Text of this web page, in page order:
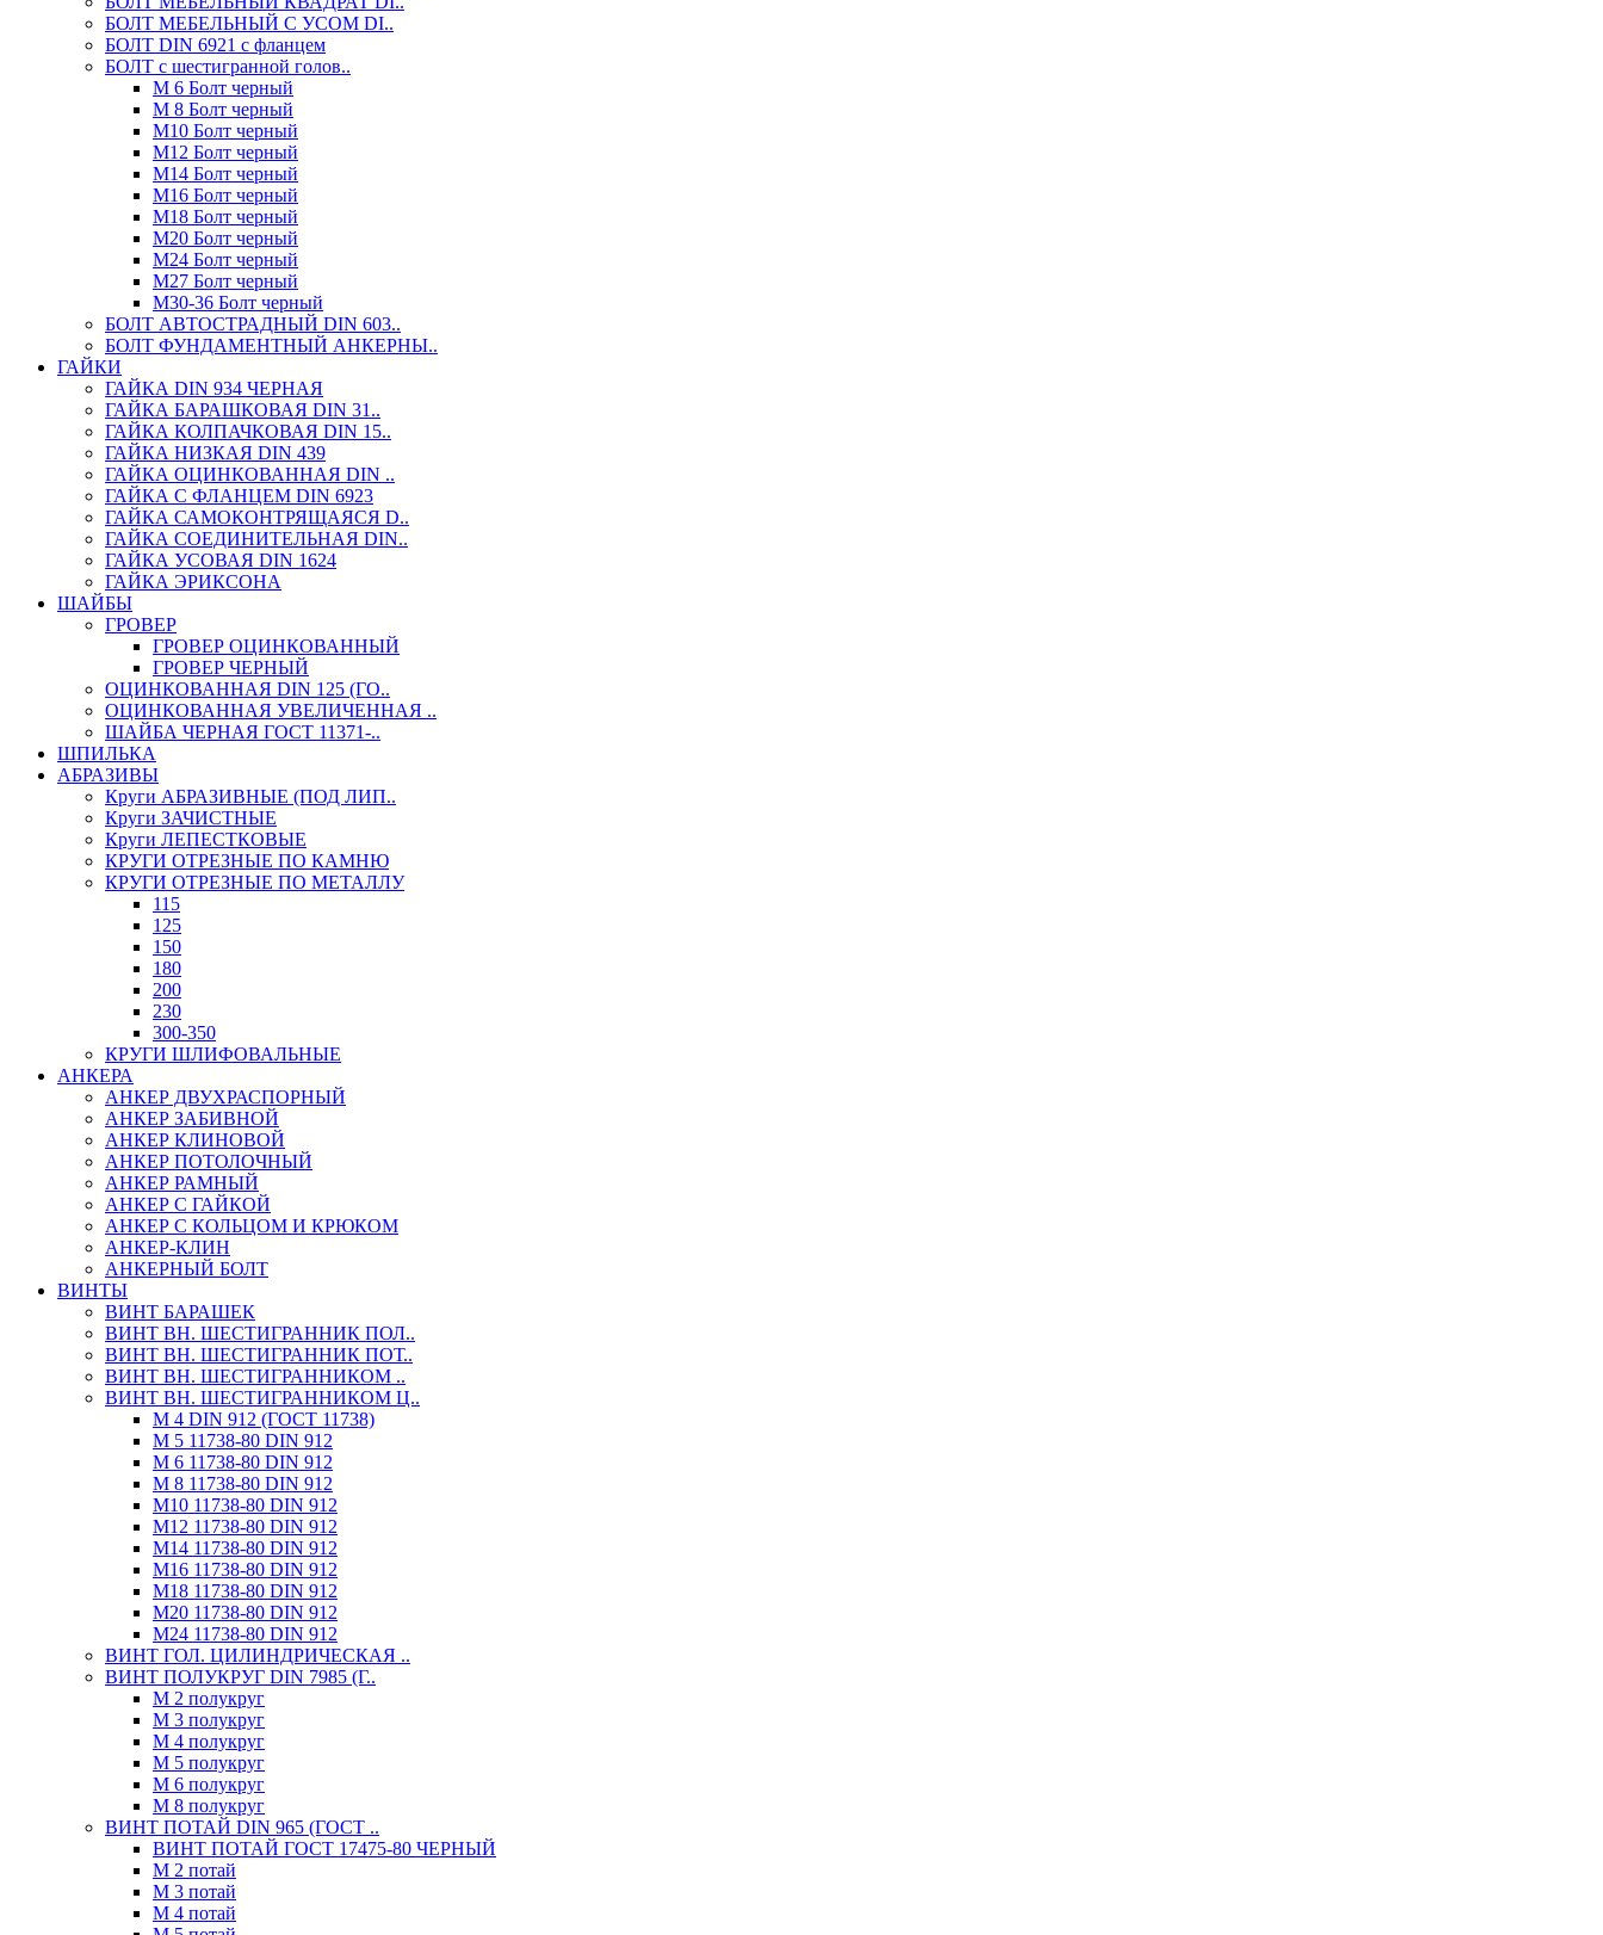
БОЛТ МЕБЕЛЬНЫЙ С УСОМ DI..
БОЛТ DIN 6921 c фланцем
БОЛТ с шестигранной голов..
М 6 Болт черный
М 8 Болт черный
М10 Болт черный
М12 Болт черный
М14 Болт черный
М16 Болт черный
М18 Болт черный
М20 Болт черный
М24 Болт черный
М27 Болт черный
М30-36 Болт черный
БОЛТ АВТОСТРАДНЫЙ DIN 603..
БОЛТ ФУНДАМЕНТНЫЙ АНКЕРНЫ..
ГАЙКИ
ГАЙКА DIN 934 ЧЕРНАЯ
ГАЙКА БАРАШКОВАЯ DIN 31..
ГАЙКА КОЛПАЧКОВАЯ DIN 15..
ГАЙКА НИЗКАЯ DIN 439
ГАЙКА ОЦИНКОВАННАЯ DIN ..
ГАЙКА С ФЛАНЦЕМ DIN 6923
ГАЙКА САМОКОНТРЯЩАЯСЯ D..
ГАЙКА СОЕДИНИТЕЛЬНАЯ DIN..
ГАЙКА УСОВАЯ DIN 1624
ГАЙКА ЭРИКСОНА
ШАЙБЫ
ГРОВЕР
ГРОВЕР ОЦИНКОВАННЫЙ
ГРОВЕР ЧЕРНЫЙ
ОЦИНКОВАННАЯ DIN 125 (ГО..
ОЦИНКОВАННАЯ УВЕЛИЧЕННАЯ ..
ШАЙБА ЧЕРНАЯ ГОСТ 11371-..
ШПИЛЬКА
АБРАЗИВЫ
Круги АБРАЗИВНЫЕ (ПОД ЛИП..
Круги ЗАЧИСТНЫЕ
Круги ЛЕПЕСТКОВЫЕ
КРУГИ ОТРЕЗНЫЕ ПО КАМНЮ
КРУГИ ОТРЕЗНЫЕ ПО МЕТАЛЛУ
115
125
150
180
200
230
300-350
КРУГИ ШЛИФОВАЛЬНЫЕ
АНКЕРА
АНКЕР ДВУХРАСПОРНЫЙ
АНКЕР ЗАБИВНОЙ
АНКЕР КЛИНОВОЙ
АНКЕР ПОТОЛОЧНЫЙ
АНКЕР РАМНЫЙ
АНКЕР С ГАЙКОЙ
АНКЕР С КОЛЬЦОМ И КРЮКОМ
АНКЕР-КЛИН
АНКЕРНЫЙ БОЛТ
ВИНТЫ
ВИНТ БАРАШЕК
ВИНТ ВН. ШЕСТИГРАННИК ПОЛ..
ВИНТ ВН. ШЕСТИГРАННИК ПОТ..
ВИНТ ВН. ШЕСТИГРАННИКОМ ..
ВИНТ ВН. ШЕСТИГРАННИКОМ Ц..
М 4 DIN 912 (ГОСТ 11738)
М 5 11738-80 DIN 912
М 6 11738-80 DIN 912
М 8 11738-80 DIN 912
М10 11738-80 DIN 912
М12 11738-80 DIN 912
М14 11738-80 DIN 912
М16 11738-80 DIN 912
М18 11738-80 DIN 912
М20 11738-80 DIN 912
М24 11738-80 DIN 912
ВИНТ ГОЛ. ЦИЛИНДРИЧЕСКАЯ ..
ВИНТ ПОЛУКРУГ DIN 7985 (Г..
М 2 полукруг
М 3 полукруг
М 4 полукруг
М 5 полукруг
М 6 полукруг
М 8 полукруг
ВИНТ ПОТАЙ DIN 965 (ГОСТ ..
ВИНТ ПОТАЙ ГОСТ 17475-80 ЧЕРНЫЙ
М 2 потай
М 3 потай
М 4 потай